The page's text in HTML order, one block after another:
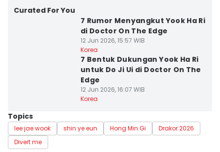
Curated For You
7 Rumor Menyangkut Yook Ha Ri
di Doctor On The Edge
12 Jun 2026, 15:57 WIB
Korea
7 Bentuk Dukungan Yook Ha Ri
untuk Do Ji Ui di Doctor On The
Edge
12 Jun 2026, 16:07 WIB
Korea
Topics
lee jae wook shin ye eun Hong Min Gi
Drakor 2026
Divert me